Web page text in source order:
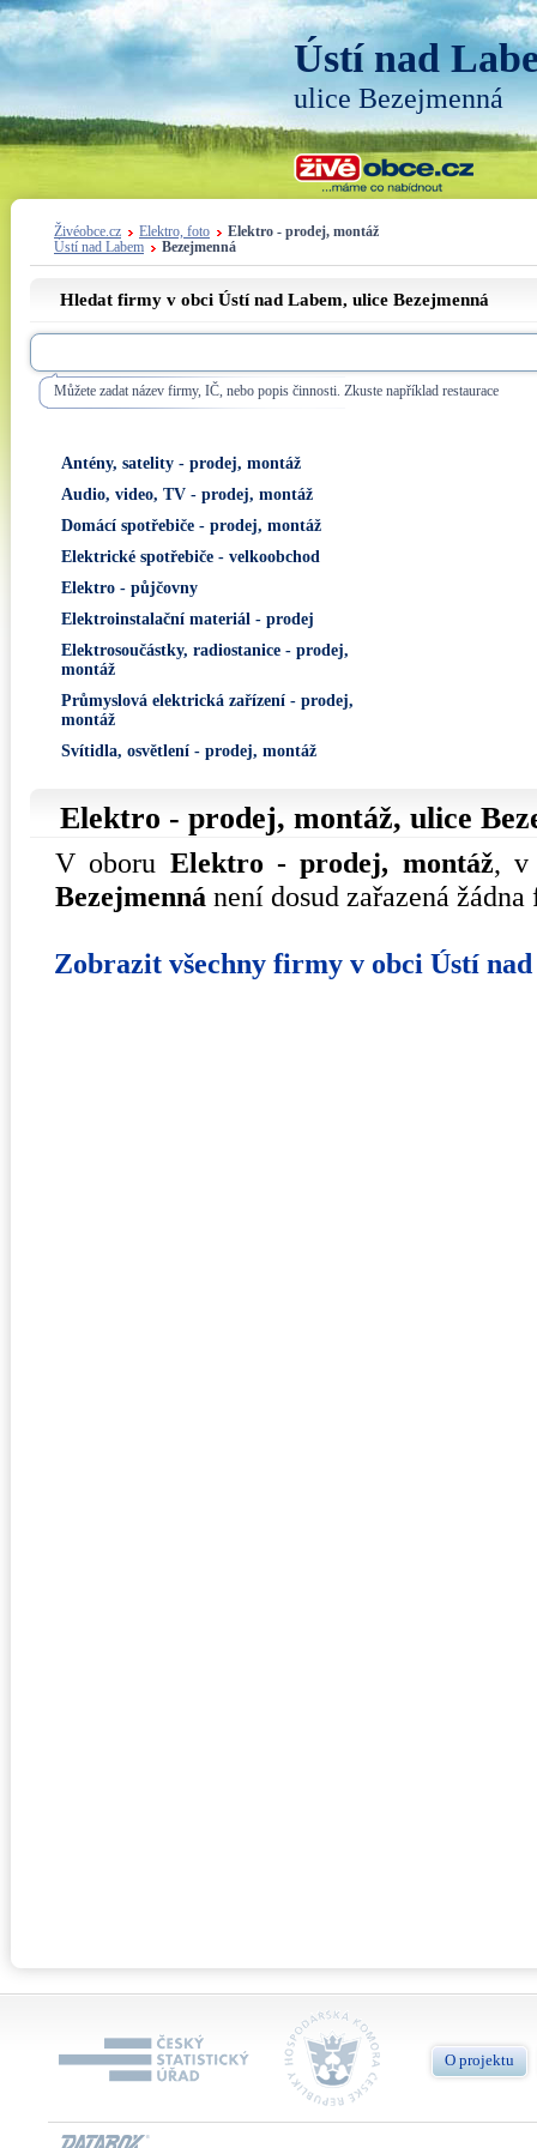
Ústí nad
ulice Bezejmenná
Živéobce.cz Elektro, foto
Elektro - prodej, montáž
Ústí nad Labem
Bezejmenná
Hledat firmy v obci Ústí nad Labem, ulice Bezejmenná
Můžete zadat název firmy, IČ, nebo popis činnosti. Zkuste například restaurace
Antény, satelity - prodej, montáž
Audio, video, TV - prodej, montáž
Domácí spotřebiče - prodej, montáž
Elektrické spotřebiče - velkoobchod
Elektro - půjčovny
Elektroinstalační materiál - prodej
Elektrosoučástky, radiostanice - prodej,
montáž
Průmyslová elektrická zařízení - prodej,
montáž
Svítidla, osvětlení - prodej, montáž
Elektro - prodej, montáž, ulice
V oboru Elektro - prodej, montáž,
Bezejmenná není dosud zařazená
Zobrazit všechny firmy v obci Ústí
O projektu